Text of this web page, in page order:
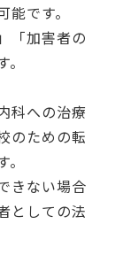
です。
「加害者の
科への治療
のための転
きない場合
としての法